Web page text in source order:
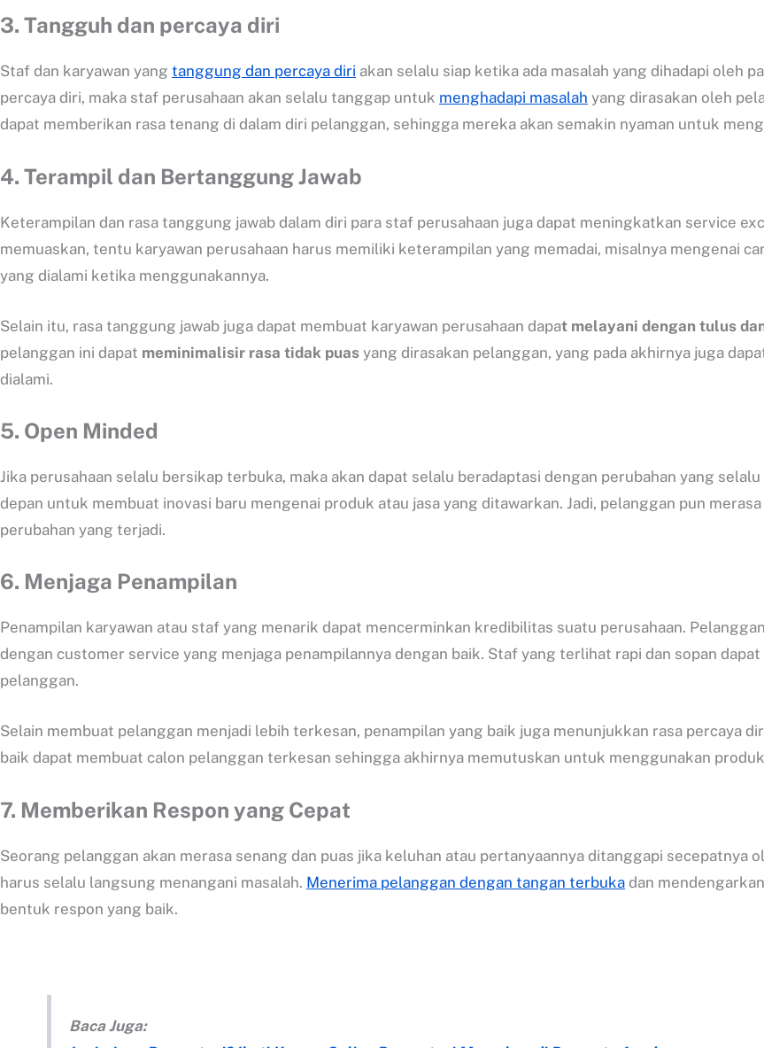
3. Tangguh dan percaya diri
Staf dan karyawan yang tanggung dan percaya diri akan selalu siap ketika ada masalah yang dihadapi oleh
percaya diri, maka staf perusahaan akan selalu tanggap untuk menghadapi masalah yang dirasakan oleh
dapat memberikan rasa tenang di dalam diri pelanggan, sehingga mereka akan semakin nyaman untuk
4. Terampil dan Bertanggung Jawab
Keterampilan dan rasa tanggung jawab dalam diri para staf perusahaan juga dapat meningkatkan service
memuaskan, tentu karyawan perusahaan harus memiliki keterampilan yang memadai, misalnya mengenai
yang dialami ketika menggunakannya.
Selain itu, rasa tanggung jawab juga dapat membuat karyawan perusahaan dapat melayani dengan tulus
pelanggan ini dapat meminimalisir rasa tidak puas yang dirasakan pelanggan, yang pada akhirnya juga
dialami.
5. Open Minded
Jika perusahaan selalu bersikap terbuka, maka akan dapat selalu beradaptasi dengan perubahan yang
depan untuk membuat inovasi baru mengenai produk atau jasa yang ditawarkan. Jadi, pelanggan pun
perubahan yang terjadi.
6. Menjaga Penampilan
Penampilan karyawan atau staf yang menarik dapat mencerminkan kredibilitas suatu perusahaan.
dengan customer service yang menjaga penampilannya dengan baik. Staf yang terlihat rapi dan sopan
pelanggan.
Selain membuat pelanggan menjadi lebih terkesan, penampilan yang baik juga menunjukkan rasa percaya
baik dapat membuat calon pelanggan terkesan sehingga akhirnya memutuskan untuk menggunakan
7. Memberikan Respon yang Cepat
Seorang pelanggan akan merasa senang dan puas jika keluhan atau pertanyaannya ditanggapi secepatnya
harus selalu langsung menangani masalah. Menerima pelanggan dengan tangan terbuka dan
bentuk respon yang baik.
Baca Juga: